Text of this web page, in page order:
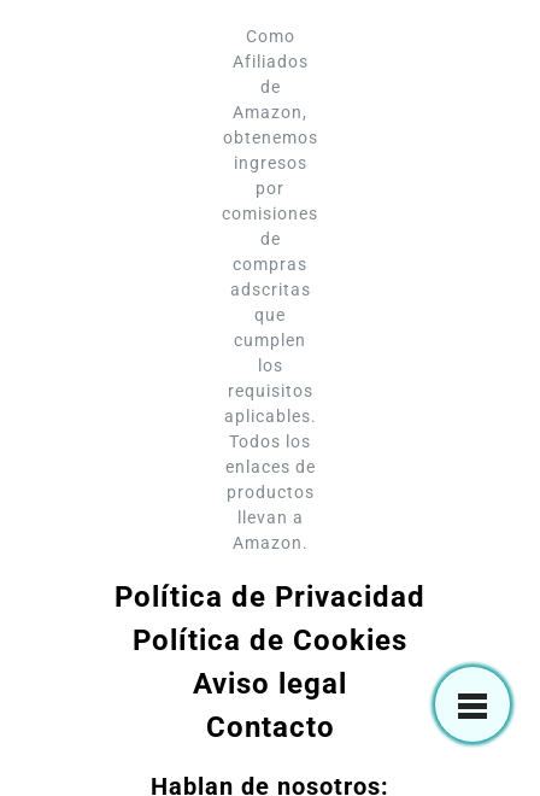
Como
Afiliados
de
Amazon,
obtenemos
ingresos
por
comisiones
de
compras
adscritas
que
cumplen
los
requisitos
aplicables.
Todos los
enlaces de
productos
llevan a
Amazon.
Política de Privacidad
Política de Cookies
Aviso legal
Contacto
Hablan de nosotros: